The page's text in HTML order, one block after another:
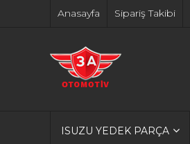
Anasayfa Sipariş Takibi
ISUZU YEDEK PARÇA